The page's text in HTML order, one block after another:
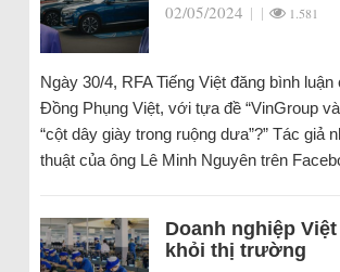
02/05/2024 | | 1.581
Ngày 30/4, RFA Tiếng Việt đăng bình luận
Đồng Phụng Việt, với tựa đề “VinGroup
“cột dây giày trong ruộng dưa”?” Tác giả
thuật của ông Lê Minh Nguyên trên
Doanh nghiệp
khỏi thị trường